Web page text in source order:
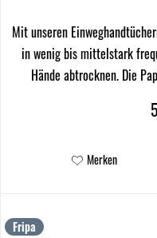
Mit unseren
in wenig bis mittelstark
Hände abtrocknen. Die
Merken
Fripa